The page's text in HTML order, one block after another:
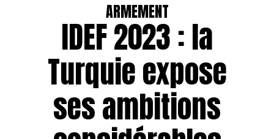
ARMEMENT
IDEF 2023 : la
Turquie expose
ses ambitions